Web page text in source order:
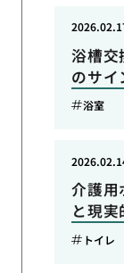
浴槽交
のサイ
浴室
介護用
と現
トイレ